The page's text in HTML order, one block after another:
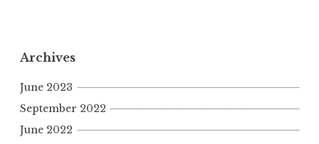
Archives
June 2023
September 2022
June 2022